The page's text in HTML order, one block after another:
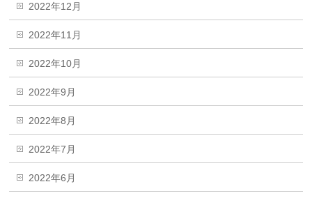
2022年12月
2022年11月
2022年10月
2022年9月
2022年8月
2022年7月
2022年6月